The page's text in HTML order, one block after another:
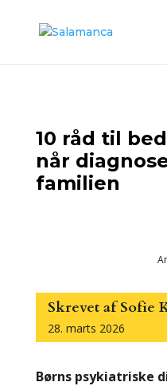
10 råd til
når
familien
Skrevet af Sofie
28. marts 2026
Børns psykiatriske